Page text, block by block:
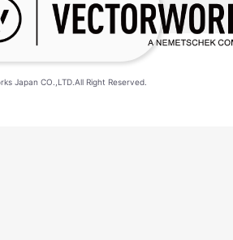
Japan CO.,LTD.All Right Reserved.